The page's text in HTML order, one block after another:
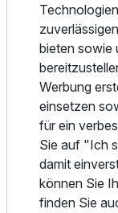
Ausstattung
Für 8 Tage
-
- Mittagessen á
- kleines Snack-
- Kuchenbuffet
- Abendessen
SPA Bereich:
- RoLigio® SPA
- Badewelt (2
Whirlpools)
bieten sowie
Werbung
einsetzen
für ein
Sie auf "Ich
damit
können Sie
finden Sie